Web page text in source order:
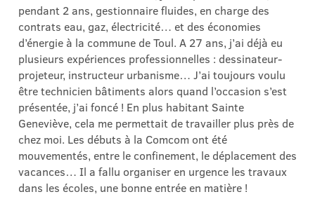
pendant 2 ans, gestionnaire fluides, en charge des
contrats eau, gaz, électricité… et des économies
d’énergie à la commune de Toul. A 27 ans, j’ai déjà eu
plusieurs expériences professionnelles : dessinateur-
projeteur, instructeur urbanisme… J’ai toujours voulu
être technicien bâtiments alors quand l’occasion s’est
présentée, j’ai foncé ! En plus habitant Sainte
Geneviève, cela me permettait de travailler plus près de
chez moi. Les débuts à la Comcom ont été
mouvementés, entre le confinement, le déplacement des
vacances… Il a fallu organiser en urgence les travaux
dans les écoles, une bonne entrée en matière !